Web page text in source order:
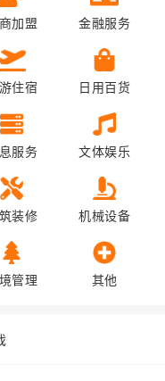
加盟 金融服务
住宿 日用百货
服务 文体娱乐
装修 机械设备
管理 其他